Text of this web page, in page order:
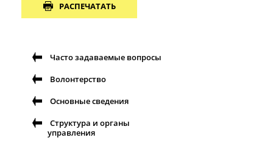
РАСПЕЧАТАТЬ
Часто задаваемые вопросы
Волонтерство
Основные сведения
Структура и органы
управления